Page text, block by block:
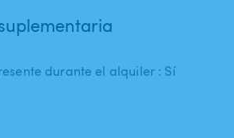
durante el alquiler : Sí